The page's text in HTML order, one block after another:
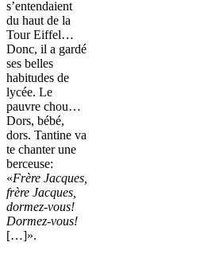
s’entendaient
du haut de la
Tour Eiffel…
Donc, il a gardé
ses belles
habitudes de
lycée. Le
pauvre chou…
Dors, bébé,
dors. Tantine va
te chanter une
berceuse:
«Frère Jacques,
frère Jacques,
dormez-vous!
Dormez-vous!
[…]».